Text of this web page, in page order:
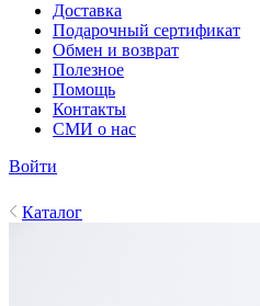
Доставка
Подарочный сертификат
Обмен и возврат
Полезное
Помощь
Контакты
СМИ о нас
Войти
Каталог